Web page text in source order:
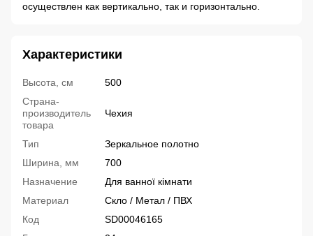
осуществлен как вертикально, так и горизонтально.
Характеристики
Высота, см
500
Страна-
производитель
товара
Чехия
Тип
Зеркальное полотно
Ширина, мм
700
Назначение
Для ванної кімнати
Материал
Скло / Метал / ПВХ
Код
SD00046165